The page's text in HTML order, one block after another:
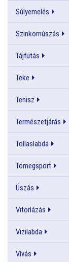
Súlyemelés
Szinkornúszás
Tájfutás
Teke
Tenisz
Természetjárás
Tollaslabda
Tömegsport
Úszás
Vitorlázás
Vizilabda
Vívás